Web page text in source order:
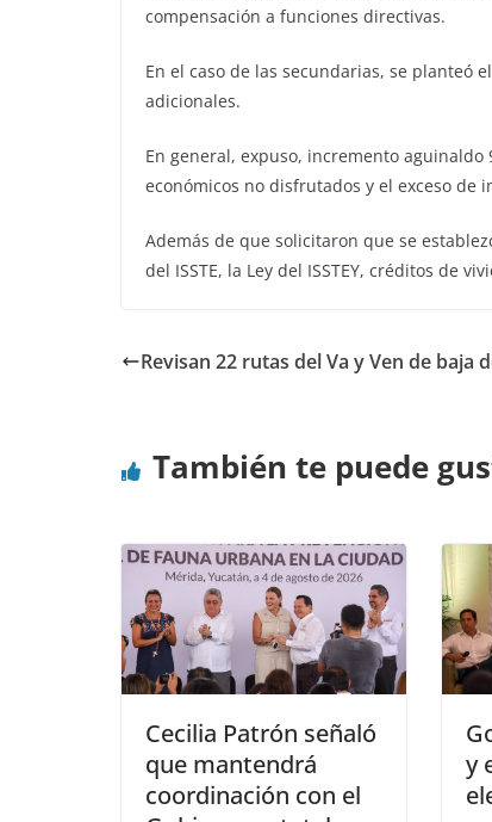
compensación a funciones directivas.
En el caso de las secundarias, se planteó
adicionales.
En general, expuso, incremento
económicos no disfrutados y el exceso de
Además de que solicitaron que se
del ISSTE, la Ley del ISSTEY, créditos de
Revisan 22 rutas del Va y Ven de baja
También te puede
Cecilia Patrón señaló
que mantendrá
coordinación con el
y